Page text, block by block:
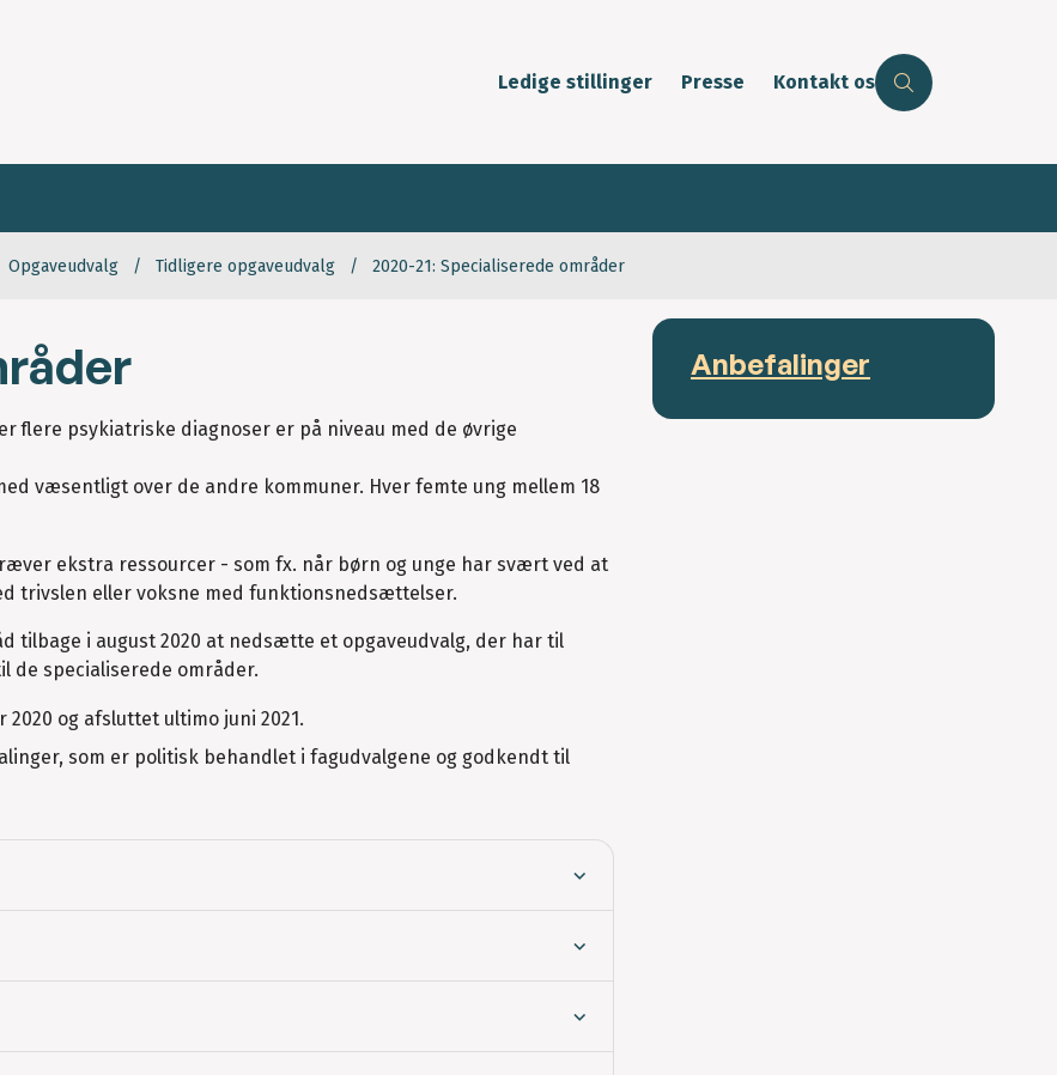
Ledige stillinger Presse Kontakt os
Opgaveudvalg Tidligere opgaveudvalg 2020-21: Specialiserede områder
flere psykiatriske diagnoser er på niveau med de øvrige
væsentligt over de andre kommuner. Hver femte ung mellem 18
ekstra ressourcer - som fx. når børn og unge har svært ved at
trivslen eller voksne med funktionsnedsættelser.
tilbage i august 2020 at nedsætte et opgaveudvalg, der har til
de specialiserede områder.
og afsluttet ultimo juni 2021.
som er politisk behandlet i fagudvalgene og godkendt til
Anbefalinger